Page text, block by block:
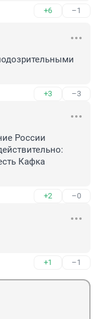
+6 –1
+3 –3
России
Кафка
+2 –0
+1 –1